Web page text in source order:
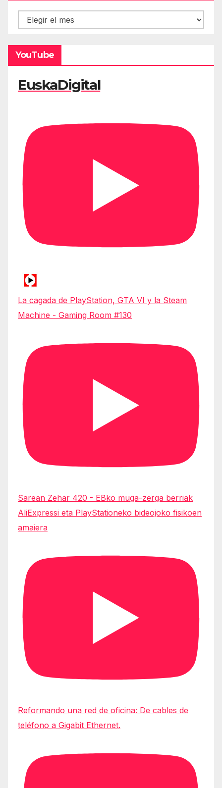
Hemeroteca
YouTube
EuskaDigital
La cagada de PlayStation, GTA VI y la Steam
Machine - Gaming Room #130
Sarean Zehar 420 - EBko muga-zerga berriak
AliExpressi eta PlayStationeko bideojoko fisikoen
amaiera
Reformando una red de oficina: De cables de
teléfono a Gigabit Ethernet.